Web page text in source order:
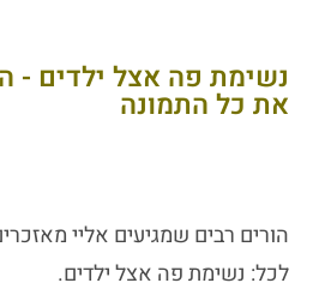
נשימת פה אצל ילדים -
את כל התמונה
הורים רבים שמגיעים אליי
לכל: נשימת פה אצל ילדים.